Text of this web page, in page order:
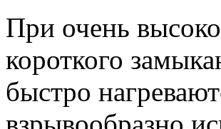
При очень
короткого
быстро